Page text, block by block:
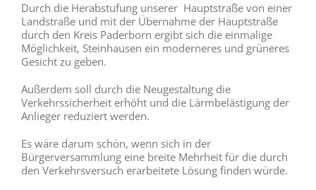
Durch die Herabstufung unserer Hauptstraße von einer
Landstraße und mit der Übernahme der Hauptstraße
durch den Kreis Paderborn ergibt sich die einmalige
Möglichkeit, Steinhausen ein moderneres und grüneres
Gesicht zu geben.
Außerdem soll durch die Neugestaltung die
Verkehrssicherheit erhöht und die Lärmbelästigung der
Anlieger reduziert werden.
Es wäre darum schön, wenn sich in der
Bürgerversammlung eine breite Mehrheit für die durch
den Verkehrsversuch erarbeitete Lösung finden würde.